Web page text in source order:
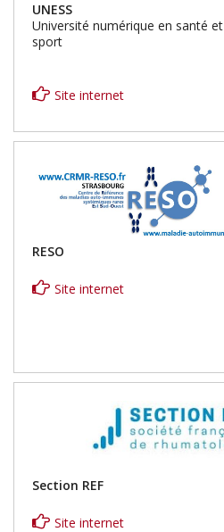
UNESS
Université numérique en santé et
sport
Site internet
RESO
Site internet
Section REF
Site internet